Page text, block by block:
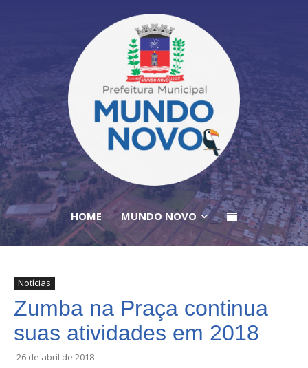
HOME MUNDO NOVO
Notícias
Zumba na Praça continua
suas atividades em 2018
26 de abril de 2018